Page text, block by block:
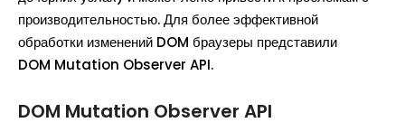
производительностью. Для более эффективной
обработки изменений DOM браузеры представили
DOM Mutation Observer API.
DOM Mutation Observer API